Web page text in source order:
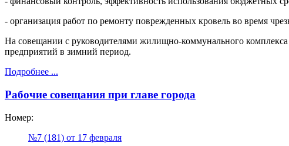
- организация работ по ремонту поврежденных кровель во время
На совещании с руководителями жилищно-коммунального
предприятий в зимний период.
Подробнее ...
Рабочие совещания при главе города
Номер:
№7 (181) от 17 февраля